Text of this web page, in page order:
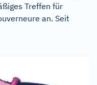
Treffen für
an. Seit